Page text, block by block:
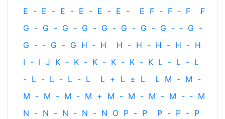
E - E - E - E - E - E - E F - F - F
F
G - G - G - G - G - G - G - G - ‐ G -
G - ‐ G - G H ‐ H H - H - H - H - H
I - I J K - K - K - K - K - K L - L - L
- L - L - L - L L + L ± L L M - M -
M - M - M - M + M - M - M - M - ‐ M
N - N - N - N - N O P - P P - P - P